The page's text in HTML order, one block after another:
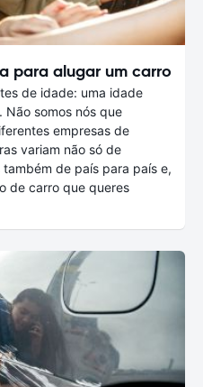
para alugar um carro
de idade: uma idade
Não somos nós que
empresas de
variam não só de
de país para país e,
de carro que queres